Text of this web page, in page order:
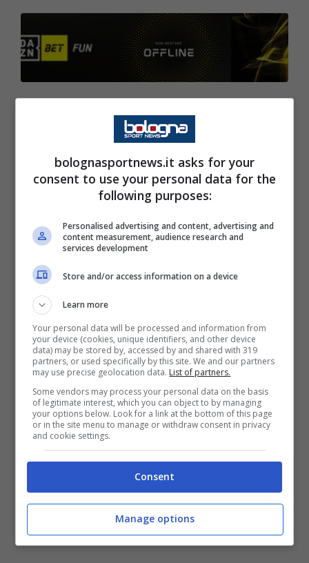
6.5, Fantinelli 6.5, Thornton 6, Italiano 6,
Panni 5.5, Paci 5.
Corriere di Bologna:Barbante 7, Aradori 7,
6.5, Panni 5.5, Paci 6.All. Angori 6.5
LEGGI ANCHE:
Italiano: “Appena ho saputo
che c’era un interesse ero già
emozionatissimo. Sarei partito scalzo per
giocare a Bologna”
bolognasportnews.it asks for your
consent to use your personal data for the
following purposes:
Personalised advertising and content, advertising and
content measurement, audience research and
services development
Store and/or access information on a device
Learn more
Your personal data will be processed and information from
your device (cookies, unique identifiers, and other device
data) may be stored by, accessed by and shared with 319
partners, or used specifically by this site. We and our partners
may use precise geolocation data. List of partners.
Some vendors may process your personal data on the basis
of legitimate interest, which you can object to by managing
your options below. Look for a link at the bottom of this page
or in the site menu to manage or withdraw consent in privacy
and cookie settings.
Consent
Manage options